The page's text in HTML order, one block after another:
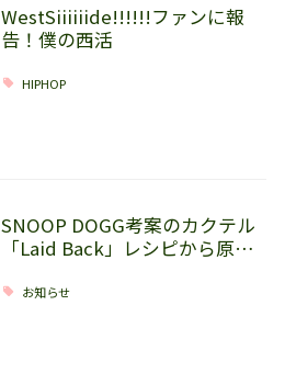
WestSiiiiiide!!!!!!ファンに報
告！僕の西活
HIPHOP
SNOOP DOGG考案のカクテル
「Laid Back」レシピから原…
お知らせ